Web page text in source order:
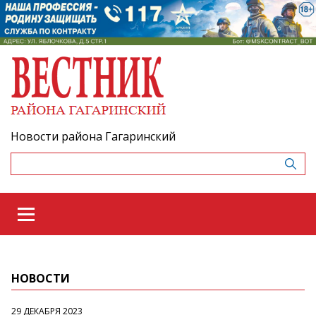
Новости района Гагаринский
НОВОСТИ
29 ДЕКАБРЯ 2023